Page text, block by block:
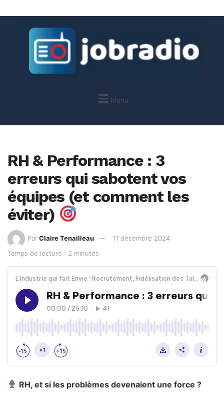
Menu
RH & Performance : 3
erreurs qui sabotent vos
équipes (et comment les
éviter)
Par Claire Tenailleau
11 décembre 2024
Temps de lecture : 2 minutes
RH, et si les problèmes devenaient une force ?